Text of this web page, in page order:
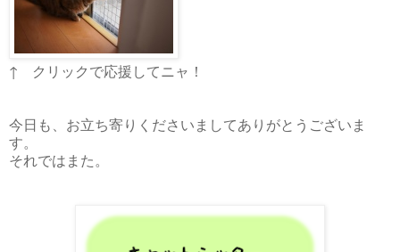
↑ クリックで応援してニャ！
今日も、お立ち寄りくださいましてありがとうございま
す。
それではまた。